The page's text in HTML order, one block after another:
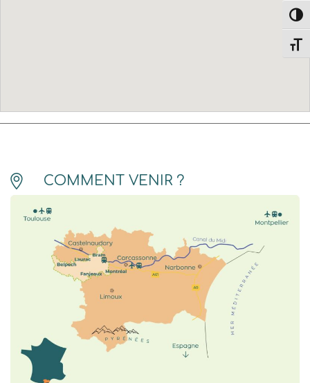
COMMENT VENIR ?